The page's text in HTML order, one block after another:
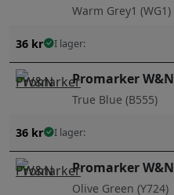
Warm Grey1 (WG1)
36 kr I lager:
Promarker W&N
True Blue (B555)
36 kr I lager:
Promarker W&N
Olive Green (Y724)